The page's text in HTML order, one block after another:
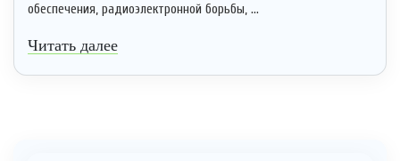
обеспечения, радиоэлектронной борьбы, ...
Читать далее